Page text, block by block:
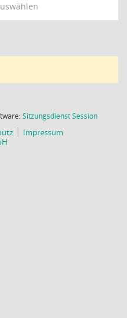
SitzungsdienstSession(Wird in
Impressum